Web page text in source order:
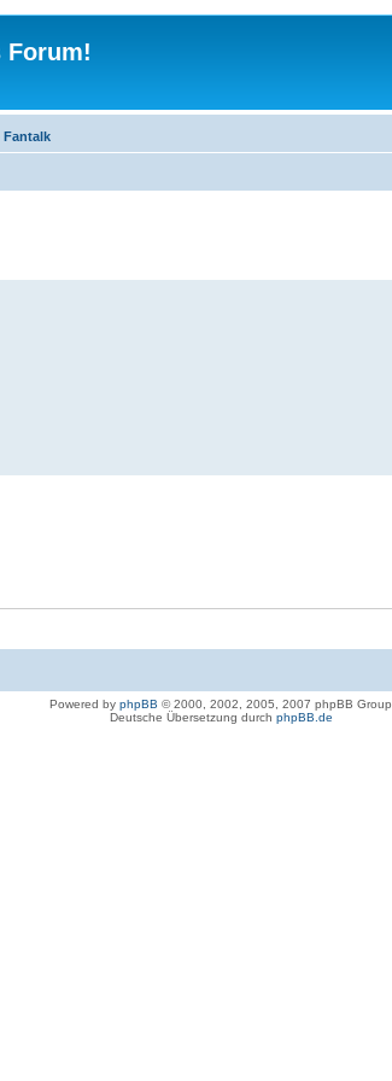
Forum!
Fantalk
Powered by phpBB © 2000, 2002, 2005, 2007 phpBB Group
Deutsche Übersetzung durch phpBB.de